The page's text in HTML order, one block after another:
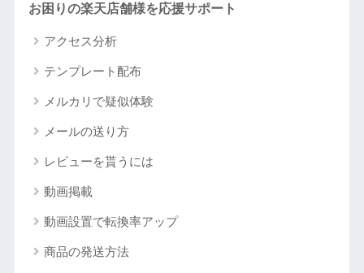
お困りの楽天店舗様を応援サポート
アクセス分析
テンプレート配布
メルカリで疑似体験
メールの送り方
レビューを貰うには
動画掲載
動画設置で転換率アップ
商品の発送方法